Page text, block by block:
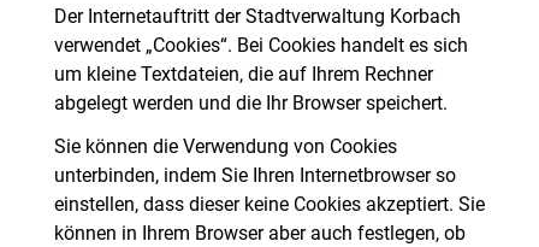
Der Internetauftritt der Stadtverwaltung Korbach
verwendet „Cookies“. Bei Cookies handelt es sich
um kleine Textdateien, die auf Ihrem Rechner
abgelegt werden und die Ihr Browser speichert.
Sie können die Verwendung von Cookies
unterbinden, indem Sie Ihren Internetbrowser so
einstellen, dass dieser keine Cookies akzeptiert. Sie
können in Ihrem Browser aber auch festlegen, ob